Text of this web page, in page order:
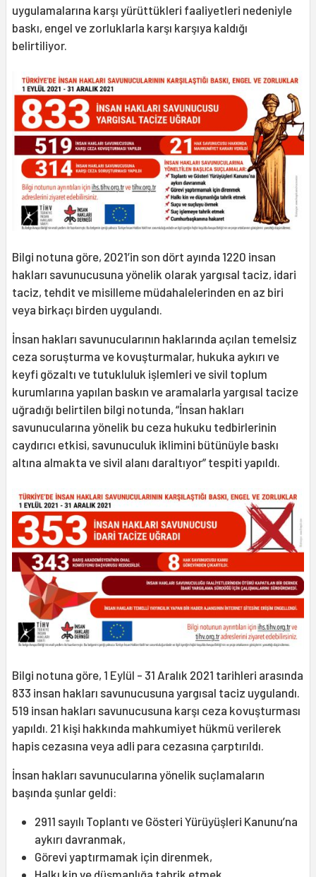
uygulamalarına karşı yürüttükleri faaliyetleri nedeniyle
baskı, engel ve zorluklarla karşı karşıya kaldığı
belirtiliyor.
Bilgi notuna göre, 2021’in son dört ayında 1220 insan
hakları savunucusuna yönelik olarak yargısal taciz, idari
taciz, tehdit ve misilleme müdahalelerinden en az biri
veya birkaçı birden uygulandı.
İnsan hakları savunucularının haklarında açılan temelsiz
ceza soruşturma ve kovuşturmalar, hukuka aykırı ve
keyfi gözaltı ve tutukluluk işlemleri ve sivil toplum
kurumlarına yapılan baskın ve aramalarla yargısal tacize
uğradığı belirtilen bilgi notunda, “İnsan hakları
savunucularına yönelik bu ceza hukuku tedbirlerinin
caydırıcı etkisi, savunuculuk iklimini bütünüyle baskı
altına almakta ve sivil alanı daraltıyor” tespiti yapıldı.
Bilgi notuna göre, 1 Eylül - 31 Aralık 2021 tarihleri arasında
833 insan hakları savunucusuna yargısal taciz uygulandı.
519 insan hakları savunucusuna karşı ceza kovuşturması
yapıldı. 21 kişi hakkında mahkumiyet hükmü verilerek
hapis cezasına veya adli para cezasına çarptırıldı.
İnsan hakları savunucularına yönelik suçlamaların
başında şunlar geldi:
2911 sayılı Toplantı ve Gösteri Yürüyüşleri Kanunu’na
aykırı davranmak,
Görevi yaptırmamak için direnmek,